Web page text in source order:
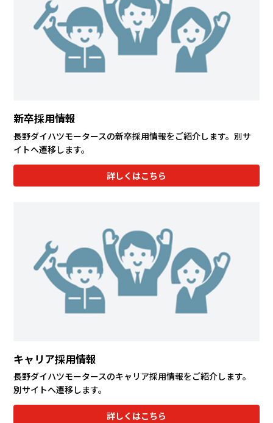
新卒採用情報
長野ダイハツモータースの新卒採用情報をご紹介します。別サ
イトへ遷移します。
詳しくはこちら
キャリア採用情報
長野ダイハツモータースのキャリア採用情報をご紹介します。
別サイトへ遷移します。
詳しくはこちら